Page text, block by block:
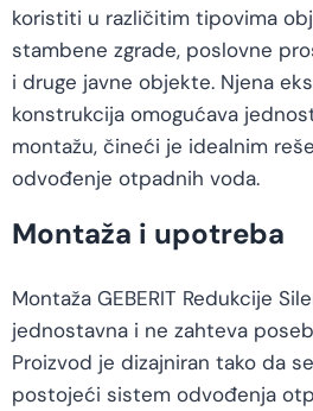
koristiti u različitim tipovima
stambene zgrade, poslovne
i druge javne objekte. Njena
konstrukcija omogućava
montažu, čineći je idealnim
odvođenje otpadnih voda.
Montaža i upotreba
Montaža GEBERIT Redukcije
jednostavna i ne zahteva
Proizvod je dizajniran tako da
postojeći sistem odvođenja